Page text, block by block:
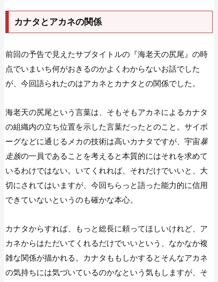
カナタとアカネの関係
前回の予告で見えたサブタイトルの『海老天の尻尾』の時
点でいまいち何がおきるのかよくわからないお話でした
が、今回語られたのはアカネとカナタとの関係でした。
海老天の尻尾という言葉は、そもそもアカネによるカナタ
の組織内の立ち位置を示した言葉だったとのこと。サイボ
ーグなどに通じるメカの技術は高いカナタですが、宇宙暴
走族の一員であることを考えると本質的にはそれを求めて
いるわけではない。いてくれれば、それだけでいいと、大
切にされてはいますが、今回ちらっと語った能力的に信用
できていないというのも確かな本心。
カナタからすれば、もっと総長に頼ってほしいけれど、ア
カネからはただいてくれるだけでいいという、なかなか複
雑な関係が描かれる。カナタももしかするとそんなアカネ
の気持ちには気づいているのかなという気もしますが、そ